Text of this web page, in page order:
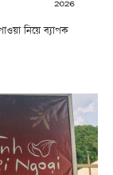
নিয়ে ব্যাপক